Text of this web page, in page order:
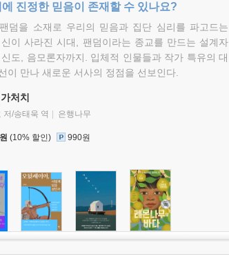
에 진정한 믿음이 존재할 수 있나요?
덤을 소재로 우리의 믿음과 집단 심리를 파고드는
이 사라진 시대, 팬덤이라는 종교를 만드는 설계자
도, 음모론자까지. 입체적 인물들과 작가 특유의 대
이 만나 새로운 서사의 정점을 선보인다.
처치
저/송태욱 역 은행나무
원 (10% 할인) 990원